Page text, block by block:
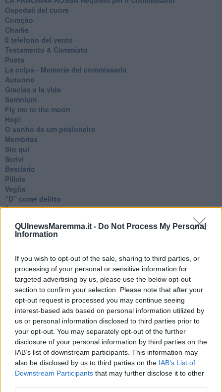
QUInewsMaremma.it - Do Not Process My Personal
Information
If you wish to opt-out of the sale, sharing to third parties, or
processing of your personal or sensitive information for
targeted advertising by us, please use the below opt-out
section to confirm your selection. Please note that after your
opt-out request is processed you may continue seeing
interest-based ads based on personal information utilized by
us or personal information disclosed to third parties prior to
your opt-out. You may separately opt-out of the further
disclosure of your personal information by third parties on the
IAB’s list of downstream participants. This information may
also be disclosed by us to third parties on the IAB’s List of
Downstream Participants that may further disclose it to other
Ospedali del cuore
Coraçào
Charlie
Il telefono del vento
Testamento & Commiato
Poeta
​La colpa - Memorie del commissario
Autunno
Gracias a la vida
Somnium
Fly me to the moon
Hop!
O sonho de um prisioneiro
Memòrias
Sto qui
Scrivi
Bestiario
Pillole
Veglia
​“D” come delitto
D
25 Aprile
Todo el bien, todo el mal
Le parole
​L’Australiana
Le stelle del jazz
Vita & morte
Auguri
Moro
Passanti
Continuando, la nonna e il carretto
Metaverso smart
Fiamme
Anzi
Confessioni autoreferenziali
Utopie
Estate